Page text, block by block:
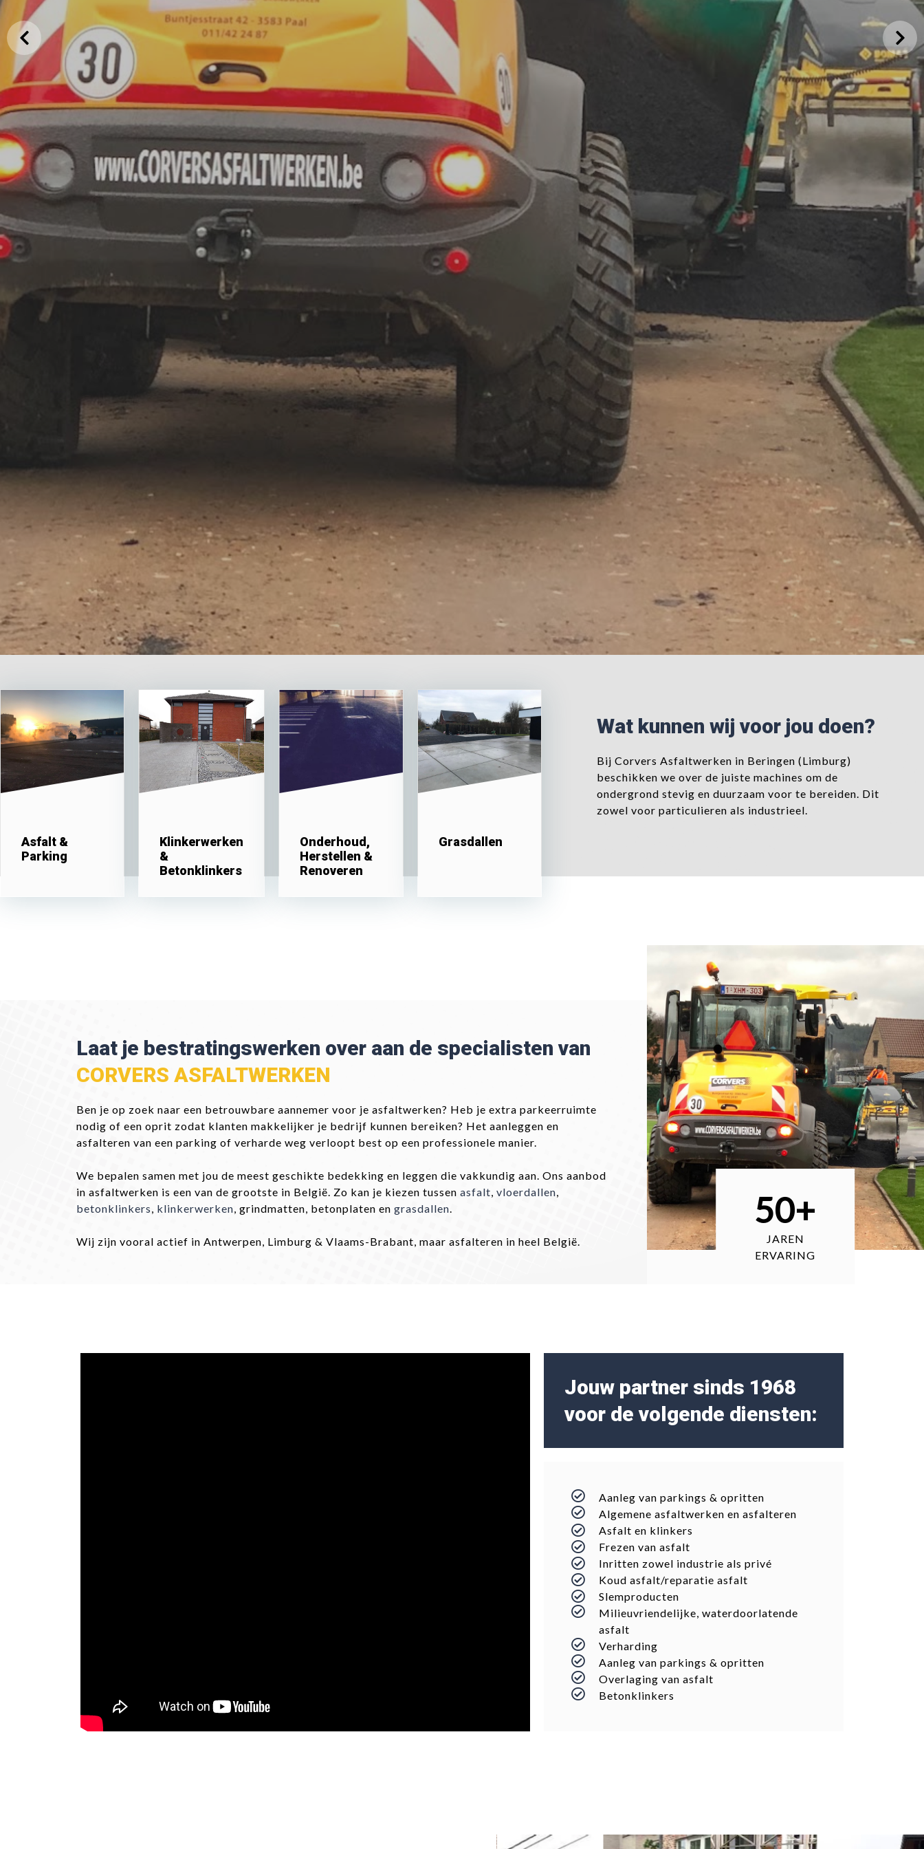
Asfalt &
Parking
Klinkerwerken
&
Betonklinkers
Onderhoud,
Herstellen & ​​​​​​​
Renoveren
Grasdallen
Wat kunnen wij voor jou doen?
Bij Corvers Asfaltwerken in Beringen (Limburg)
beschikken we over de juiste machines om de
ondergrond stevig en duurzaam voor te bereiden. Dit
zowel voor particulieren als industrieel.
Laat je bestratingswerken over aan de specialisten van
CORVERS ASFALTWERKEN
Ben je op zoek naar een betrouwbare aannemer voor je asfaltwerken? Heb je extra parkeerruimte
nodig of een oprit zodat klanten makkelijker je bedrijf kunnen bereiken? Het aanleggen en
asfalteren van een parking of verharde weg verloopt best op een professionele manier.
We bepalen samen met jou de meest geschikte bedekking en leggen die vakkundig aan. Ons aanbod
in asfaltwerken is een van de grootste in België. Zo kan je kiezen tussen asfalt vloerdallen
betonklinkers klinkerwerken , grindmatten, betonplaten en grasdallen
​​​​​​​Wij zijn vooral actief in Antwerpen, Limburg & Vlaams-Brabant, maar asfalteren in heel België.
50+
JAREN
ERVARING
Jouw partner sinds 1968
voor de volgende diensten:
Aanleg van parkings & opritten
Algemene asfaltwerken en asfalteren
Asfalt en klinkers
Frezen van asfalt
Inritten zowel industrie als privé
Koud asfalt/reparatie asfalt
Slemproducten
Milieuvriendelijke, waterdoorlatende
asfalt
Verharding
Aanleg van parkings & opritten
Overlaging van asfalt
Betonklinkers